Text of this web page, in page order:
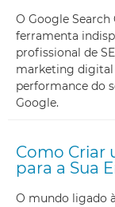
O Google Search
ferramenta
profissional de
marketing digital
performance do
Google.
Como Criar
para a Sua
O mundo ligado